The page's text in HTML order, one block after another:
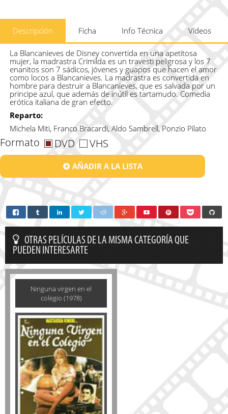
Descripción Ficha Info Técnica Vídeos
La Blancanieves de Disney convertida en una apetitosa
mujer, la madrastra Crimilda es un travesti peligrosa y los 7
enanitos son 7 sádicos, jóvenes y guapos que hacen el amor
como locos a Blancanieves. La madrastra es convertida en
hombre para destruir a Blancanieves, que es salvada por un
principe azul, que además de inútil es tartamudo. Comedia
erótica italiana de gran efecto.
Reparto:
Michela Miti, Franco Bracardi, Aldo Sambrell, Ponzio Pilato
Formato DVD VHS
AÑADIR A LA LISTA
OTRAS PELÍCULAS DE LA MISMA CATEGORÍA QUE
PUEDEN INTERESARTE
Ninguna virgen en el
colegio (1978)